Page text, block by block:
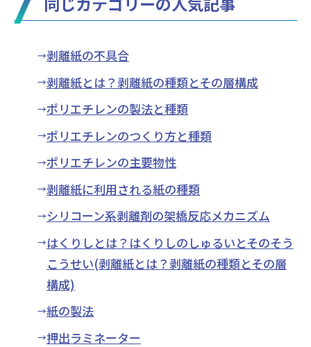
剥離紙の不具合
剥離紙とは？剥離紙の種類とその層構成
ポリエチレンの製法と種類
ポリエチレンのつくり方と種類
ポリエチレンの主要物性
剥離紙に利用される紙の種類
シリコーン系剥離剤の架橋反応メカニズム
はくりしとは？はくりしのしゅるいとそのそう
こうせい(剥離紙とは？剥離紙の種類とその層
構成)
紙の製法
押出ラミネーター